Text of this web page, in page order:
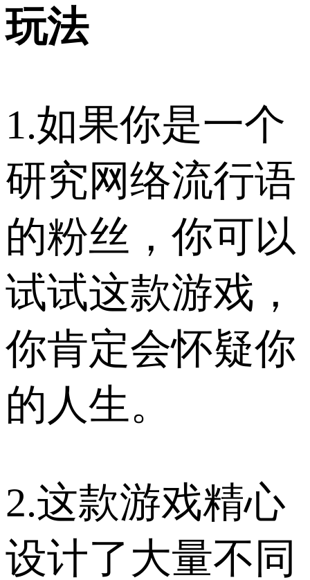
玩法
1.如果你是一个
研究网络流行语
的粉丝，你可以
试试这款游戏，
你肯定会怀疑你
的人生。
2.这款游戏精心
设计了大量不同